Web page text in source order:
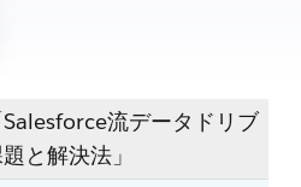
流データドリブ
と解決法」